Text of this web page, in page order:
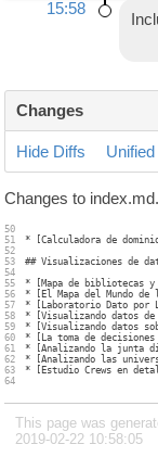
15:58
Changes
Hide Diffs
Changes to
50
51
52
53
54
55
56
57
58
59
60
61
62
63
* [Calculadora de
## Visualizaciones de
* [Mapa de bibliotecas
* [El Mapa del Mundo
* [Laboratorio Dato por
* [Visualizando datos
* [Visualizando datos
* [La toma de
* [Analizando la junta
* [Analizando las
* [Estudio Crews en
This page was
2019-02-22 10:58:05